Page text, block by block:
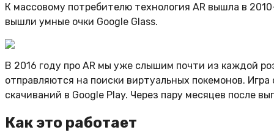
К массовому потребителю технология AR вышла в
вышли умные очки Google Glass.
В 2016 году про AR мы уже слышим почти из каждой
отправляются на поиски виртуальных покемонов.
скачиваний в Google Play. Через пару месяцев после
Как это работает